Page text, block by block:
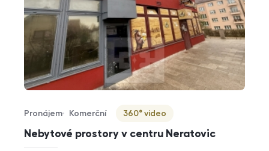
Nebytové prostory v centru Neratovic
Typ nabídky
Pronájem
Typ nemovitosti
Komerční
Virtuální prohlídka
360° video